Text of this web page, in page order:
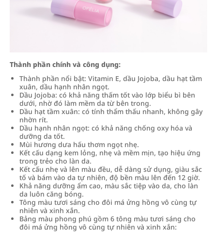
Thành phần chính và công dụng:
Thành phần nổi bật: Vitamin E, dầu Jojoba, dầu hạt tầm
xuân, dầu hạnh nhân ngọt.
Dầu Jojoba: có khả năng thấm tốt vào lớp biểu bì bên
dưới, nhờ đó làm mềm da từ bên trong.
Dầu hạt tầm xuân: có tính thẩm thấu nhanh, không gây
nhờn rít.
Dầu hạnh nhân ngọt: có khả năng chống oxy hóa và
dưỡng da tốt.
Mùi hương dưa hấu thơm ngọt nhẹ.
Kết cấu dạng kem lỏng, nhẹ và mềm mịn, tạo hiệu ứng
trong trẻo cho làn da.
Kết cấu nhẹ và lên màu đều, dễ dàng sử dụng, giàu sắc
tố và bám vào da tự nhiên, độ bền màu lên đến 12 giờ.
Khả năng dưỡng ẩm cao, màu sắc tiệp vào da, cho làn
da luôn căng bóng.
Tông màu tươi sáng cho đôi má ửng hồng vô cùng tự
nhiên và xinh xắn.
Bảng màu phong phú gồm 6 tông màu tươi sáng cho
đôi má ửng hồng vô cùng tự nhiên và xinh xắn: